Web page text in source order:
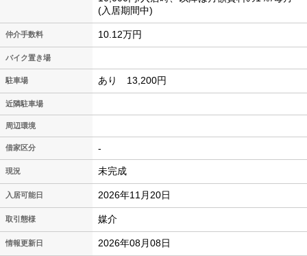
(入居期間中)
仲介手数料 10.12万円
バイク置き場
駐車場 あり 13,200円
近隣駐車場
周辺環境
借家区分 -
現況 未完成
入居可能日 2026年11月20日
取引態様 媒介
情報更新日 2026年08月08日